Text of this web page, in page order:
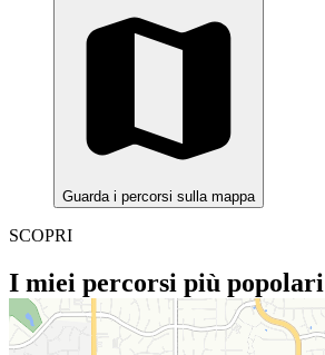
Guarda i percorsi sulla mappa
SCOPRI
I miei percorsi più popolari